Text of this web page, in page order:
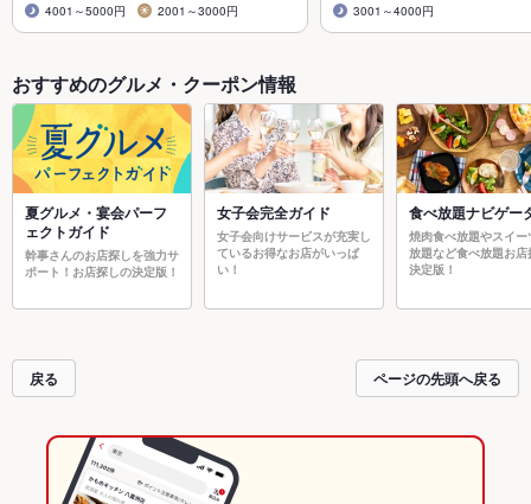
4001～5000円 2001～3000円 3001～4000円
おすすめのグルメ・クーポン情報
夏グルメ・宴会パーフ
ェクトガイド
幹事さんのお店探しを強力サ
ポート！お店探しの決定版！
女子会完全ガイド
女子会向けサービスが充実し
ているお得なお店がいっぱ
い！
食べ放題ナビゲー
焼肉食べ放題やスイー
放題など食べ放題お店
決定版！
戻る ページの先頭へ戻る